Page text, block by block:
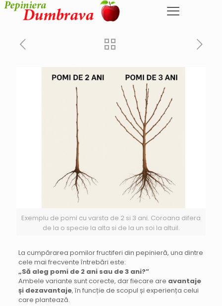
Exemplu de pomi cu varsta de 2 si 3 ani. Coroana difera
de la o specie la alta si de la un soi la altuil.
La cumpărarea pomilor fructiferi din pepinieră, una dintre
cele mai frecvente întrebări este:
„Să aleg pomi de 2 ani sau de 3 ani?”
Ambele variante sunt corecte, dar fiecare are avantaje
și dezavantaje, în funcție de scopul și experiența celui
care plantează.